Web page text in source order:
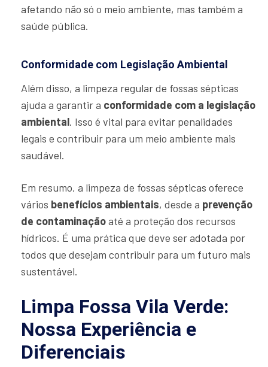
afetando não só o meio ambiente, mas também a
saúde pública.
Conformidade com Legislação Ambiental
Além disso, a limpeza regular de fossas sépticas
ajuda a garantir a conformidade com a legislação
ambiental. Isso é vital para evitar penalidades
legais e contribuir para um meio ambiente mais
saudável.
Em resumo, a limpeza de fossas sépticas oferece
vários benefícios ambientais, desde a prevenção
de contaminaçãoaté a proteção dos recursos
hídricos. É uma prática que deve ser adotada por
todos que desejam contribuir para um futuro mais
sustentável.
Limpa Fossa Vila Verde:
Nossa Experiência e
Diferenciais